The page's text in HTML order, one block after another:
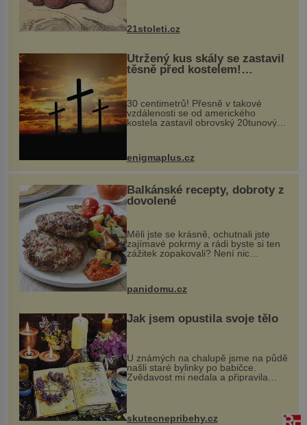
nohou, a způsobuje bole...
21stoleti.cz
Utržený kus skály se zastavil
těsně před kostelem!
Ochránila ho boží síla?
30 centimetrů! Přesně v takové
vzdálenosti se od amerického
kostela zastavil obrovský 20tunový
...
enigmaplus.cz
Balkánské recepty, dobroty z
dovolené
Měli jste se krásně, ochutnali jste
zajímavé pokrmy a rádi byste si ten
zážitek zopakovali? Není nic
snazšího. Pljeskavica (10 porcí)
Možná jste ji ochutnali na dovolené v
bývalé Jugoslávii, lze ji vi...
panidomu.cz
Jak jsem opustila svoje tělo
U známých na chalupě jsme na půdě
našli staré bylinky po babičce.
Zvědavost mi nedala a připravila
jsem si z nich lektvar… Zimní pobyt
na chalupě se pro mě vlastní vinou
změnil v děsivý zážitek, na kt...
skutecnepribehy.cz